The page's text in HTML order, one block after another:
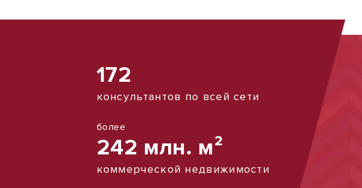
172
консультантов по всей сети
более
242 млн. м²
коммерческой недвижимости